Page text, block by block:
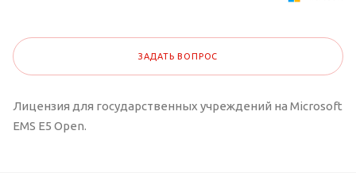
ЗАДАТЬ ВОПРОС
Лицензия для государственных учреждений на Microsoft
EMS E5 Open.